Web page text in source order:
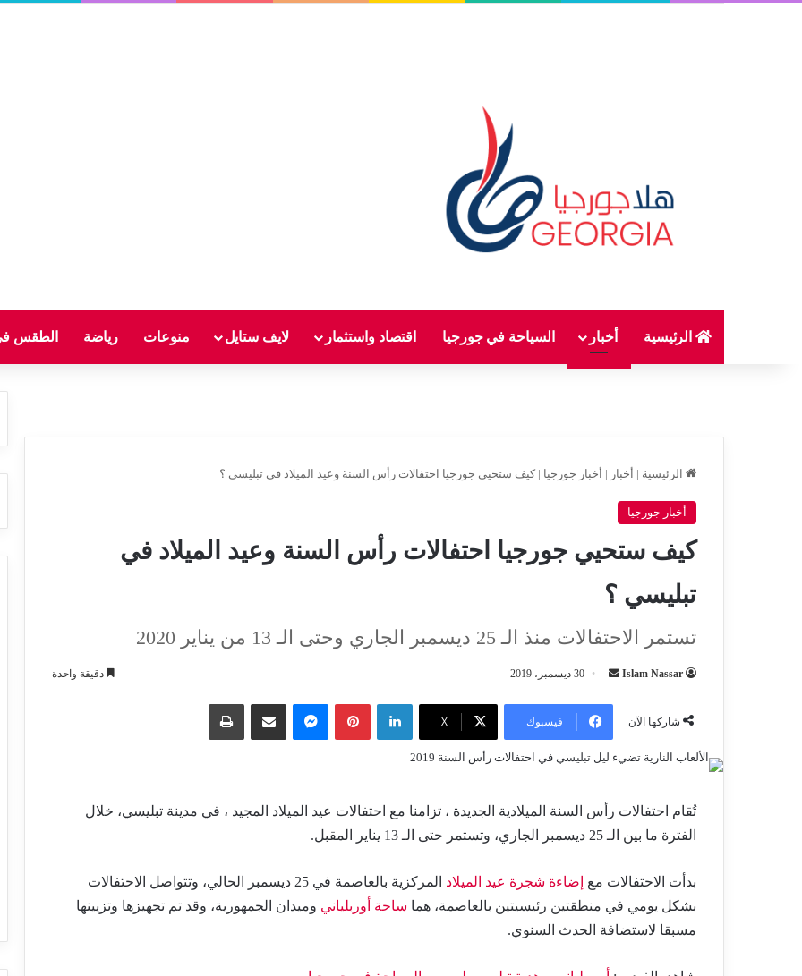
الرئيسية أخبار السياحة في جورجيا اقتصاد واستثمار لايف ستايل منوعات رياضة الطقس
الرئيسية | أخبار | أخبار جورجيا | كيف ستحيي جورجيا احتفالات رأس السنة وعيد الميلاد في تبليسي ؟
أخبار جورجيا
كيف ستحيي جورجيا احتفالات رأس السنة وعيد الميلاد في
تبليسي ؟
تستمر الاحتفالات منذ الـ 25 ديسمبر الجاري وحتى الـ 13 من يناير 2020
Islam Nassar
أرسل
إلكترونيا
30 ديسمبر، 2019 دقيقة واحدة
شاركها الآن فيسبوك ‫X
لينكدإن بينتيريستماسنجر مشاركة عبر البريد طباعة
تُقام احتفالات رأس السنة الميلادية الجديدة ، تزامنا مع احتفالات عيد الميلاد المجيد ، في مدينة تبليسي، خلال
الفترة ما بين الـ 25 ديسمبر الجاري، وتستمر حتى الـ 13 يناير المقبل.
بدأت الاحتفالات مع إضاءة شجرة عيد الميلاد
المركزية بالعاصمة في 25 ديسمبر الحالي، وتتواصل الاحتفالات
بشكل يومي في منطقتين رئيسيتين بالعاصمة، هما ساحة أوربلياني وميدان الجمهورية، وقد تم تجهيزها وتزيينها
مسبقا لاستضافة الحدث السنوي.